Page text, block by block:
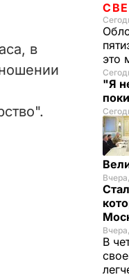
в
это
"Я
В